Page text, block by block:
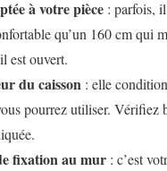
à votre pièce : parfois,
qu’un 160 cm qui
est ouvert.
du caisson : elle
pourrez utiliser. Vérifiez
fixation au mur : c’est